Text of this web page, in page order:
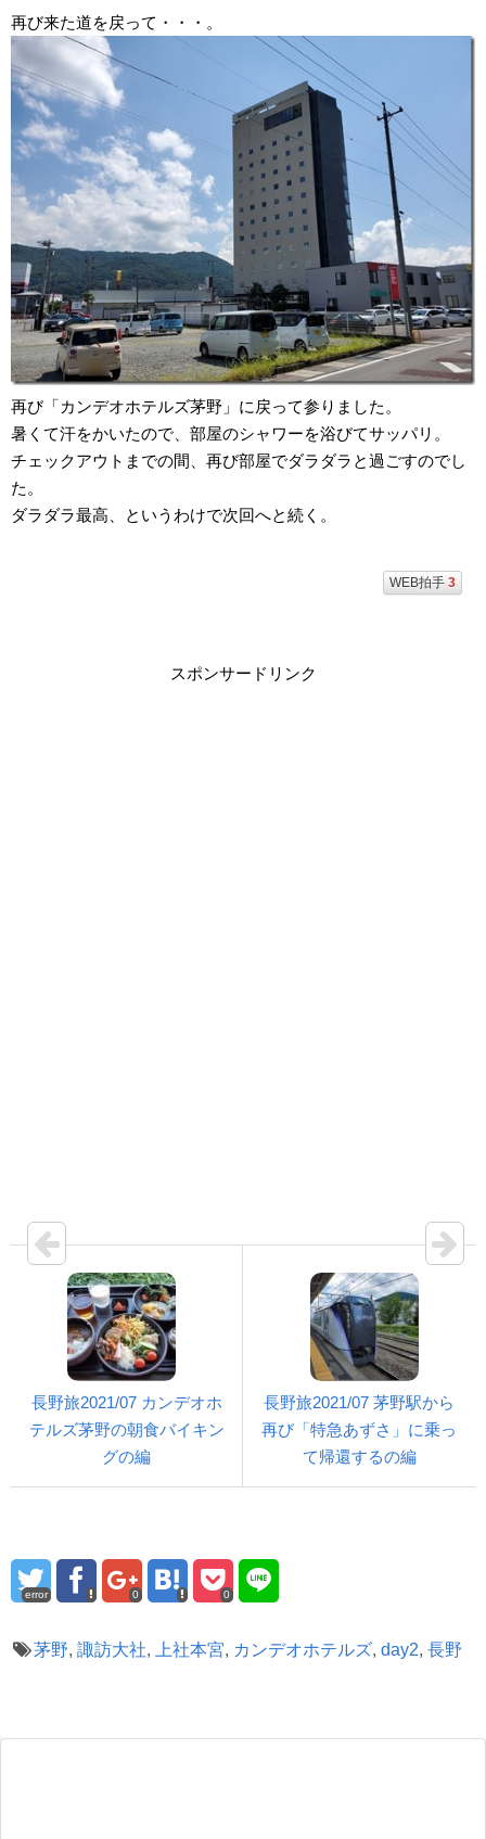
再び来た道を戻って・・・。
再び「カンデオホテルズ茅野」に戻って参りました。
暑くて汗をかいたので、部屋のシャワーを浴びてサッパリ。
チェックアウトまでの間、再び部屋でダラダラと過ごすのでし
た。
ダラダラ最高、というわけで次回へと続く。
WEB拍手 3
スポンサードリンク
長野旅2021/07 カンデオホ
テルズ茅野の朝食バイキン
グの編
長野旅2021/07 茅野駅から
再び「特急あずさ」に乗っ
て帰還するの編
error 0 0
茅野, 諏訪大社, 上社本宮, カンデオホテルズ, day2, 長野